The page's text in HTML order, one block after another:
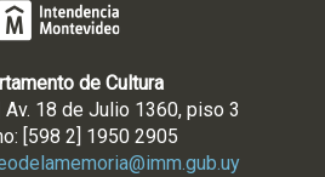
de Cultura
18 de Julio 1360, piso 3
[598 2] 1950 2905